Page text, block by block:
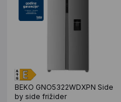
BEKO GNO5322WDXPN Side
by side frižider